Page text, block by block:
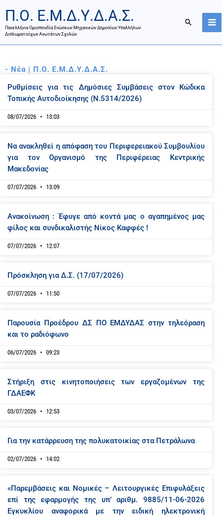
περιεχόμενο
Π.Ο. Ε.Μ.Δ.Υ.Δ.Α.Σ.
Πανελλήνια Ομοσπονδία Ενώσεων Μηχανικών Δημοσίων Υπαλλήλων
Διπλωματούχων Ανωτάτων Σχολών
Αναζήτηση
- Νέα | Π.Ο. Ε.Μ.Δ.Υ.Δ.Α.Σ.
Ρυθμίσεις για τις Δημόσιες Συμβάσεις στον Κώδικα
Τοπικής Αυτοδιοίκησης (Ν.5314/2026)
08/07/2026 13:03
Να ανακληθεί η απόφαση του Περιφερειακού Συμβουλίου
για τον Οργανισμό της Περιφέρειας Κεντρικής
Μακεδονίας
07/07/2026 13:09
Ανακοίνωση : Έφυγε από κοντά μας ο αγαπημένος μας
φίλος και συνδικαλιστής Νίκος Καφφές !
07/07/2026 12:07
Πρόσκληση για Δ.Σ. (17/07/2026)
07/07/2026 11:50
Παρουσία Προέδρου ΔΣ ΠΟ ΕΜΔΥΔΑΣ στην τηλεόραση
και το ραδιόφωνο
06/07/2026 09:23
Στήριξη στις κινητοποιήσεις των εργαζομένων της
ΓΔΑΕΦΚ
03/07/2026 12:53
Για την κατάρρευση της πολυκατοικίας στα Πετράλωνα
02/07/2026 14:02
«Παρεμβάσεις και Νομικές – Λειτουργικές Επιφυλάξεις
επί της εφαρμογής της υπ’ αριθμ. 9885/11-06-2026
Εγκυκλίου αναφορικά με την ειδική ηλεκτρονική
a
g
e
a
g
a
g
a
g
a
g
a
g
a
g
a
g
a
g
a